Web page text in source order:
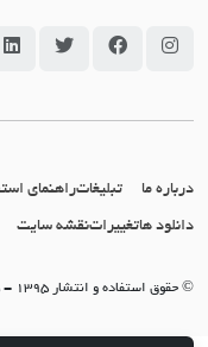
سامانه جاما درسامانه جاما
سامانه
درباره ما تبلیغاتراهنمای
دانلود هاتغییراتنقشه سایت
© حقوق استفاده و انتشار 1395 - 1405, سامانه جامع املاک و مشاورین املاک (سامانه جاما)